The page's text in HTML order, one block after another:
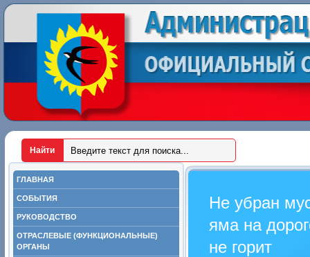
ГЛАВНАЯ
СОБЫТИЯ
РУКОВОДСТВО
ОТРАСЛЕВЫЕ (ФУНКЦИОНАЛЬНЫЕ)
ОРГАНЫ
Не убран
яма на
не горит